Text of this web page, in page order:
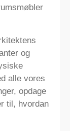
og
alle vores
opdage
til, hvordan